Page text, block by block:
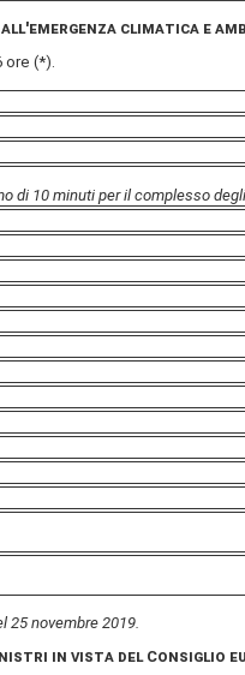
climatica e
ore (*).
di 10 minuti per il complesso
25 novembre 2019.
in vista del Consiglio